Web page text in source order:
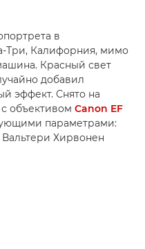
в
Три, Калифорния, мимо
Красный свет
добавил
эффект. Снято на
объективом Canon EF
параметрами:
Вальтери Хирвонен